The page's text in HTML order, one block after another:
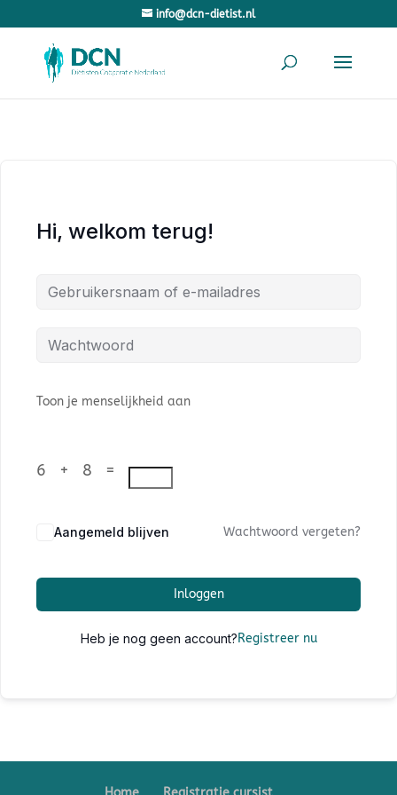
info@dcn-dietist.nl
Hi, welkom terug!
Toon je menselijkheid aan
6 + 8 =
Aangemeld blijven Wachtwoord vergeten?
Inloggen
Heb je nog geen account?Registreer nu